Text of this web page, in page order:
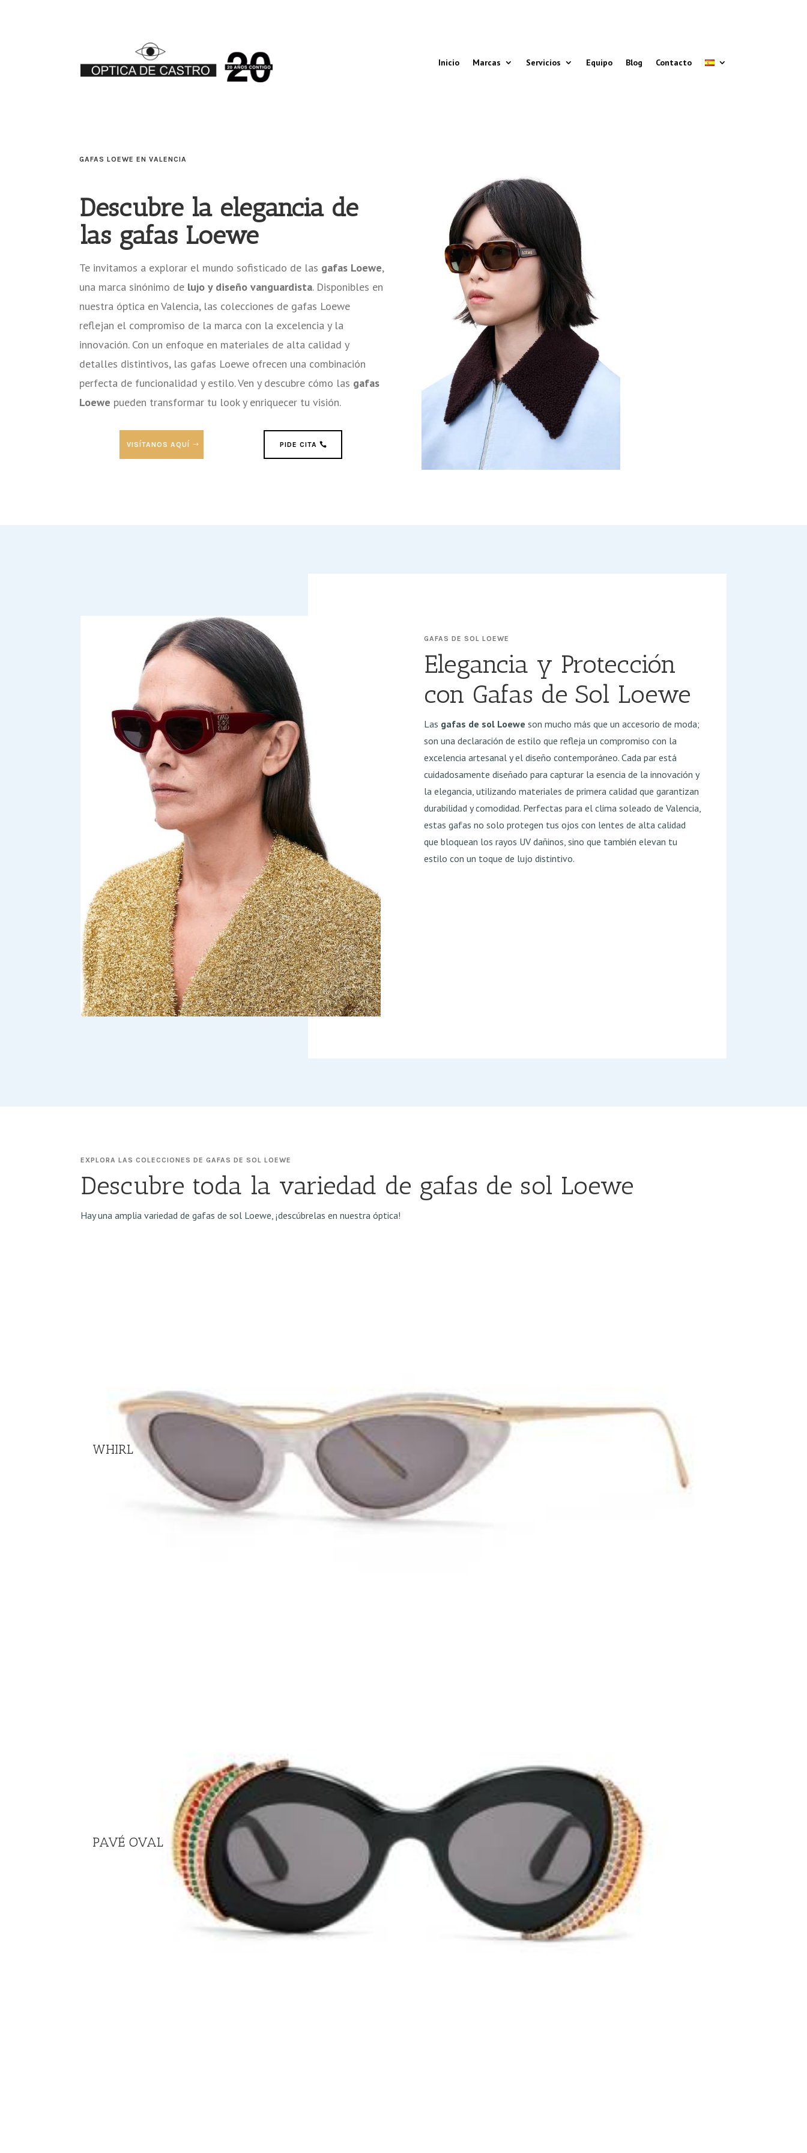
Inicio Marcas Servicios Equipo Blog Contacto
GAFAS LOEWE EN VALENCIA
Descubre la elegancia de
las gafas Loewe
Te invitamos a explorar el mundo sofisticado de las gafas Loewe,
una marca sinónimo de lujo y diseño vanguardista. Disponibles en
nuestra óptica en Valencia, las colecciones de gafas Loewe
reflejan el compromiso de la marca con la excelencia y la
innovación. Con un enfoque en materiales de alta calidad y
detalles distintivos, las gafas Loewe ofrecen una combinación
perfecta de funcionalidad y estilo. Ven y descubre cómo las gafas
Loewe pueden transformar tu look y enriquecer tu visión.
VISÍTANOS AQUÍ PIDE CITA
GAFAS DE SOL LOEWE
Elegancia y Protección
con Gafas de Sol Loewe
Las gafas de sol Loewe son mucho más que un accesorio de moda;
son una declaración de estilo que refleja un compromiso con la
excelencia artesanal y el diseño contemporáneo. Cada par está
cuidadosamente diseñado para capturar la esencia de la innovación y
la elegancia, utilizando materiales de primera calidad que garantizan
durabilidad y comodidad. Perfectas para el clima soleado de Valencia,
estas gafas no solo protegen tus ojos con lentes de alta calidad
que bloquean los rayos UV dañinos, sino que también elevan tu
estilo con un toque de lujo distintivo.
EXPLORA LAS COLECCIONES DE GAFAS DE SOL LOEWE
Descubre toda la variedad de gafas de sol Loewe
Hay una amplia variedad de gafas de sol Loewe, ¡descúbrelas en nuestra óptica!
WHIRL
PAVÉ OVAL